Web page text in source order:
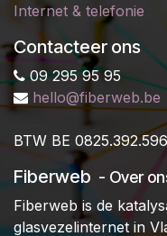
Internet & telefonie
Contacteer ons
09 295 95 95
hello@fiberweb.be
BTW BE 0825.392.596
Fiberweb - Over
Fiberweb is de
glasvezelinternet in